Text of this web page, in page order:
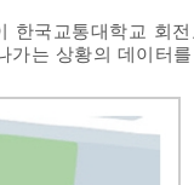
한국교통대학교 회
가는 상황의 데이터